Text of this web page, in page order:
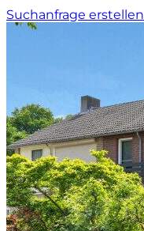
Suchanfrage erstellen